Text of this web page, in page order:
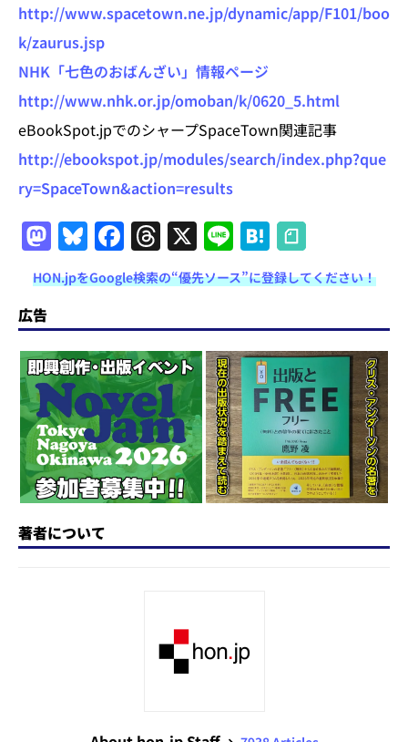
http://www.spacetown.ne.jp/dynamic/app/F101/boo
k/zaurus.jsp
NHK「七色のおばんざい」情報ページ
http://www.nhk.or.jp/omoban/k/0620_5.html
eBookSpot.jpでのシャープSpaceTown関連記事
http://ebookspot.jp/modules/search/index.php?que
ry=SpaceTown&action=results
M
a
st
o
d
o
n
Bl
u
e
s
k
y
F
a
c
e
b
o
o
k
T
h
re
a
d
s
X Li
n
e
H
at
e
n
a
HON.jpをGoogle検索の“優先ソース”に登録してください！
広告
著者について